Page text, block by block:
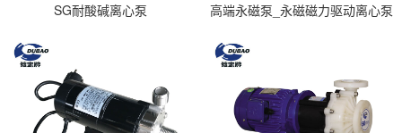
SG耐酸碱离心泵 高端永磁泵_永磁磁力驱动离心泵